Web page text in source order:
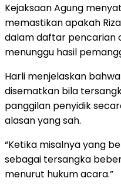
Kejaksaan Agung
memastikan apakah
dalam daftar pencarian
menunggu hasil
Harli menjelaskan
disematkan bila
panggilan penyidik
alasan yang sah.
“Ketika misalnya yang
sebagai tersangka
menurut hukum acara.”